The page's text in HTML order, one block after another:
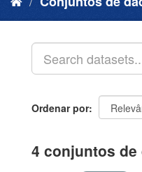
Ordenar por
4 conjuntos